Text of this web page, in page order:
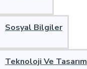
Sosyal Bilgiler
Teknoloji Ve Tasarım